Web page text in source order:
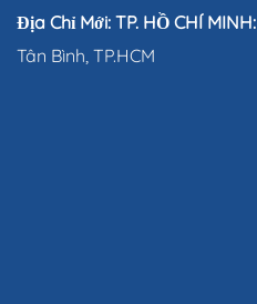
Địa Chỉ Mới: TP. HỒ CHÍ MINH:
Tân Bình, TP.HCM